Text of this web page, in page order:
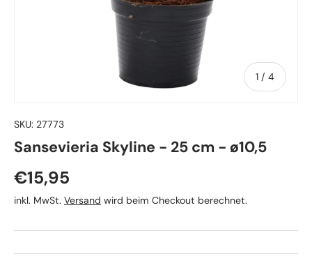
1 / von
4
SKU: 27773
Sansevieria Skyline - 25 cm - ø10,5
Normaler Preis
€15,95
inkl. MwSt. Versand wird beim Checkout berechnet.